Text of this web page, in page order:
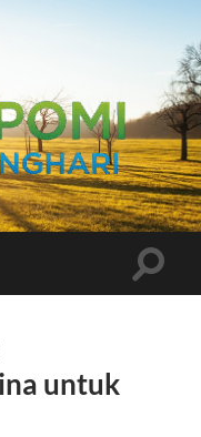
Toggle
untuk